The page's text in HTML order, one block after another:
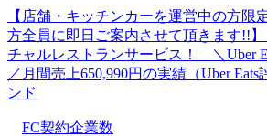
【店舗・キッチンカーを運営中の方
方全員に即日ご案内させて頂きます!!
チャルレストランサービス！ ＼Uber
／月間売上650,990円の実績（Uber Eats
ンド
FC契約企業数